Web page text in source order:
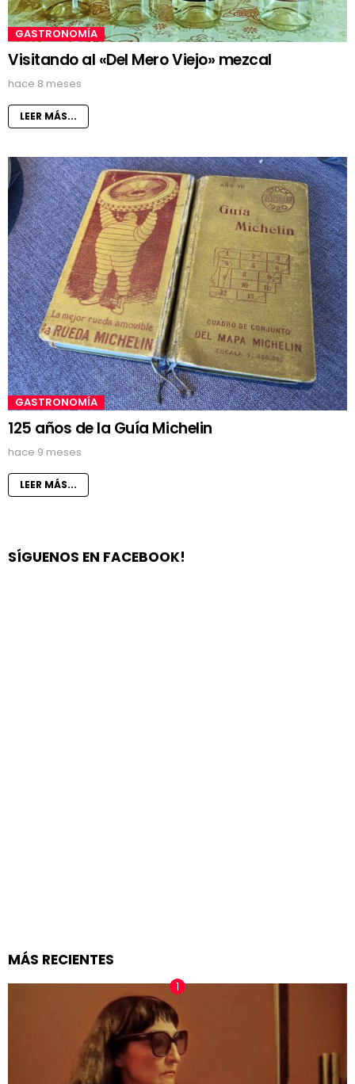
GASTRONOMÍA
Visitando al «Del Mero Viejo» mezcal
hace 8 meses
LEER MÁS...
GASTRONOMÍA
125 años de la Guía Michelin
hace 9 meses
LEER MÁS...
SÍGUENOS EN FACEBOOK!
MÁS RECIENTES